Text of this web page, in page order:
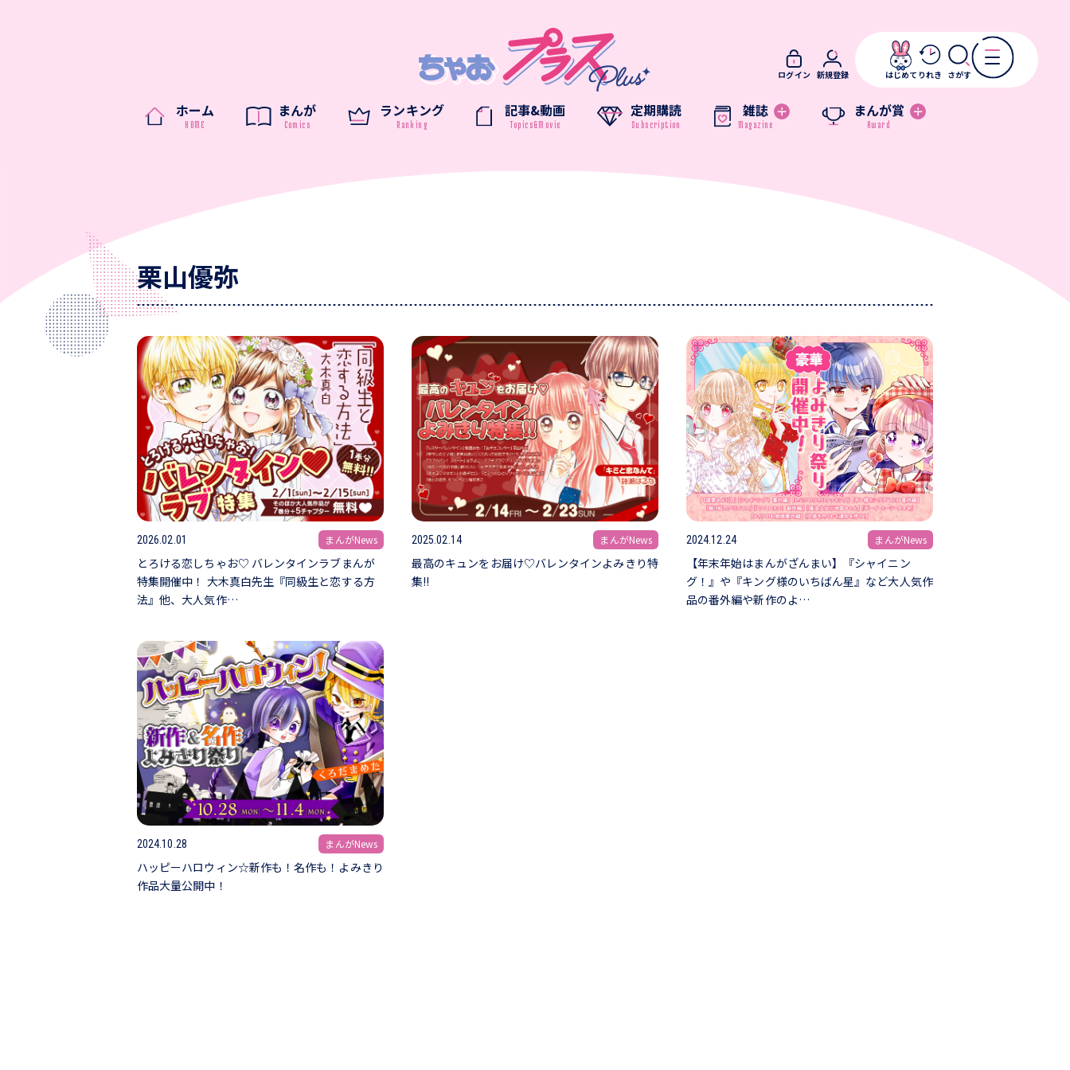
ホーム まんが ランキング 記事&動画 定期購読 雑誌 まんが賞
ログイン 新規登録 はじめて りれき さがす
栗山優弥
2026.02.01 まんがNews
とろける恋しちゃお♡ バレンタインラブまんが
特集開催中！ 大木真白先生『同級生と恋する方
法』他、大人気作…
2025.02.14 まんがNews
最高のキュンをお届け♡バレンタインよみきり特
集!!
2024.12.24 まんがNews
【年末年始はまんがざんまい】『シャイニン
グ！』や『キング様のいちばん星』など大人気作
品の番外編や新作のよ…
2024.10.28 まんがNews
ハッピーハロウィン☆新作も！名作も！よみきり
作品大量公開中！